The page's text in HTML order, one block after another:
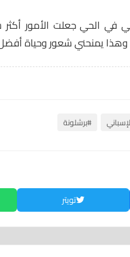
في الحي جعلت الأمور
وهذا يمنحني شعور وحياة
#برشلونة
تويتر